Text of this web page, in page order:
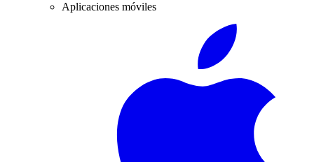
Aplicaciones móviles